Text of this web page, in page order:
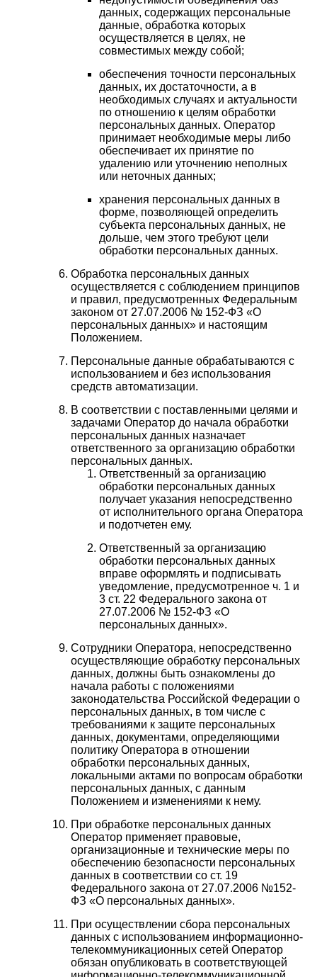
данных, содержащих персональные
данные, обработка которых
осуществляется в целях, не
совместимых между собой;
обеспечения точности персональных
данных, их достаточности, а в
необходимых случаях и актуальности
по отношению к целям обработки
персональных данных. Оператор
принимает необходимые меры либо
обеспечивает их принятие по
удалению или уточнению неполных
или неточных данных;
хранения персональных данных в
форме, позволяющей определить
субъекта персональных данных, не
дольше, чем этого требуют цели
обработки персональных данных.
Обработка персональных данных
осуществляется с соблюдением принципов
и правил, предусмотренных Федеральным
законом от 27.07.2006 № 152-ФЗ «О
персональных данных» и настоящим
Положением.
Персональные данные обрабатываются с
использованием и без использования
средств автоматизации.
В соответствии с поставленными целями и
задачами Оператор до начала обработки
персональных данных назначает
ответственного за организацию обработки
персональных данных.
Ответственный за организацию
обработки персональных данных
получает указания непосредственно
от исполнительного органа Оператора
и подотчетен ему.
Ответственный за организацию
обработки персональных данных
вправе оформлять и подписывать
уведомление, предусмотренное ч. 1 и
3 ст. 22 Федерального закона от
27.07.2006 № 152-ФЗ «О
персональных данных».
Сотрудники Оператора, непосредственно
осуществляющие обработку персональных
данных, должны быть ознакомлены до
начала работы с положениями
законодательства Российской Федерации о
персональных данных, в том числе с
требованиями к защите персональных
данных, документами, определяющими
политику Оператора в отношении
обработки персональных данных,
локальными актами по вопросам обработки
персональных данных, с данным
Положением и изменениями к нему.
При обработке персональных данных
Оператор применяет правовые,
организационные и технические меры по
обеспечению безопасности персональных
данных в соответствии со ст. 19
Федерального закона от 27.07.2006 №152-
ФЗ «О персональных данных».
При осуществлении сбора персональных
данных с использованием информационно-
телекоммуникационных сетей Оператор
обязан опубликовать в соответствующей